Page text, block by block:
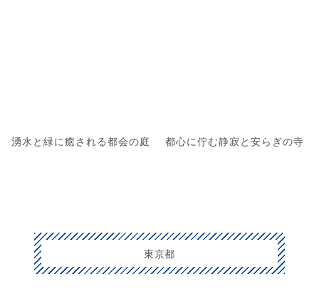
湧水と緑に癒される都会の庭 都心に佇む静寂と安らぎの寺
東京都